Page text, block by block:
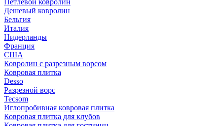
Петлевой ковролин
Дешевый ковролин
Бельгия
Италия
Нидерланды
Франция
США
Ковролин с разрезным ворсом
Ковровая плитка
Desso
Разрезной ворс
Tecsom
Иглопробивная ковровая плитка
Ковровая плитка для клубов